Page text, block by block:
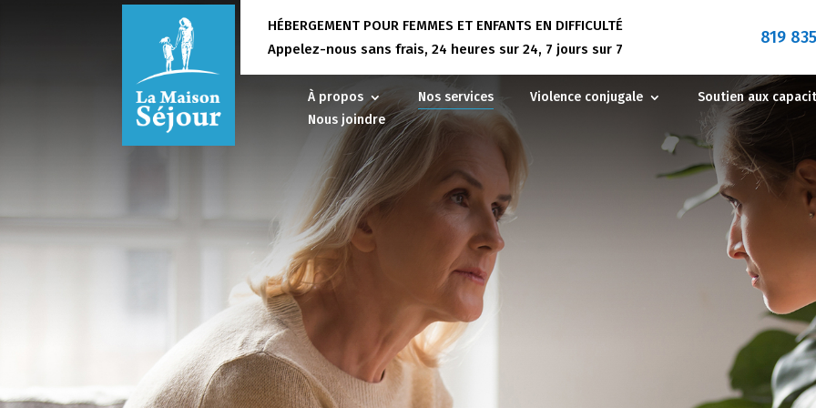
HÉBERGEMENT POUR FEMMES ET ENFANTS EN DIFFICULTÉ
Appelez-nous sans frais, 24 heures sur 24, 7 jours sur 7
819
Effacer
À propos Nos services Violence conjugale Soutien aux
Nous joindre